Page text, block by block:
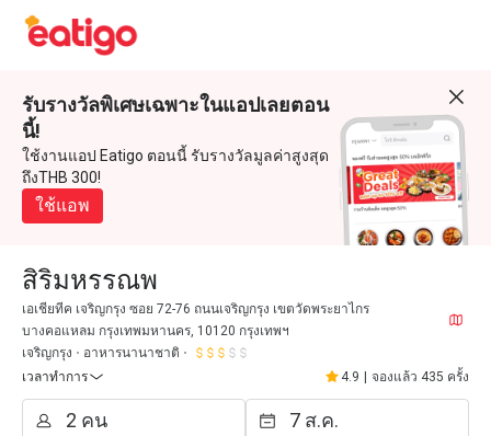
รับรางวัลพิเศษเฉพาะในแอปเลยตอน
นี้!
ใช้งานแอป Eatigo ตอนนี้ รับรางวัลมูลค่าสูงสุด
ถึงTHB 300!
ใช้แอพ
สิริมหรรณพ
เอเชียทีค เจริญกรุง ซอย 72-76 ถนนเจริญกรุง เขตวัดพระยาไกร
บางคอแหลม กรุงเทพมหานคร, 10120 กรุงเทพฯ
เจริญกรุง
อาหารนานาชาติ
เวลาทำการ
4.9 จองแล้ว 435 ครั้ง